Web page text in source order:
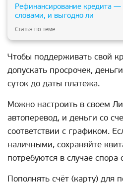
Рефинансирование кредита —
словами, и выгодно ли
Статья по теме
Чтобы поддерживать свой
допускать просрочек,
суток до даты платежа.
Можно настроить в своем
автоперевод, и деньги со
соответствии с графиком.
наличными, сохраняйте
потребуются в случае спора
Пополнять счёт (карту) для